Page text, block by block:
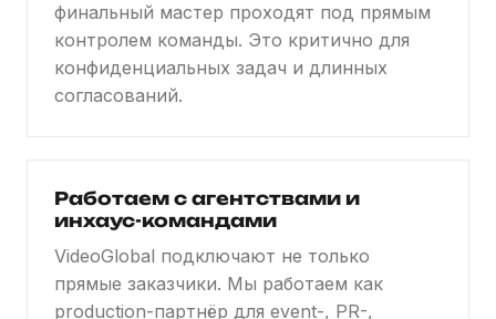
финальный мастер проходят под прямым
контролем команды. Это критично для
конфиденциальных задач и длинных
согласований.
Работаем с агентствами и
инхаус-командами
VideoGlobal подключают не только
прямые заказчики. Мы работаем как
production-партнёр для event-, PR-,